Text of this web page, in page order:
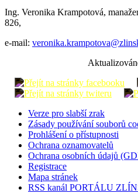
Ing. Veronika Krampotová,
826,
e-mail:
Verze pro slabší zrak
Zásady používání souborů
Prohlášení o přístupnosti
Ochrana oznamovatelů
Ochrana osobních údajů
Registrace
Mapa stránek
RSS kanál PORTÁLU